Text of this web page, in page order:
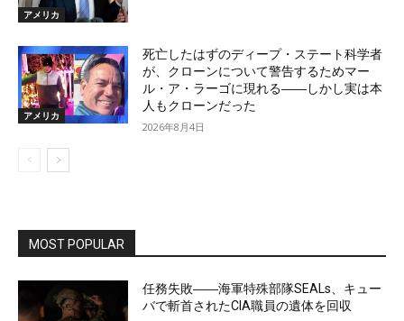
アメリカ
アメリカ
死亡したはずのディープ・ステート科学者
が、クローンについて警告するためマー
ル・ア・ラーゴに現れる――しかし実は本
人もクローンだった
2026年8月4日
MOST POPULAR
任務失敗――海軍特殊部隊SEALs、キュー
バで斬首されたCIA職員の遺体を回収